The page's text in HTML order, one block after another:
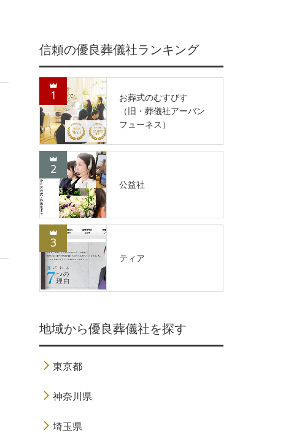
信頼の優良葬儀社ランキング
1
お葬式のむすびす
（旧・葬儀社アーバン
フューネス）
2
公益社
3
ティア
地域から優良葬儀社を探す
東京都
神奈川県
埼玉県